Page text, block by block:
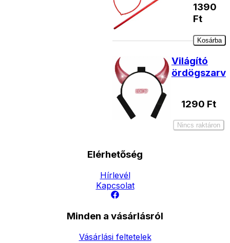
1390
Ft
Kosárba
Világító
ördögszarv
1290 Ft
Nincs raktáron
Elérhetőség
Hírlevél
Kapcsolat
Minden a vásárlásról
Vásárlási feltetelek